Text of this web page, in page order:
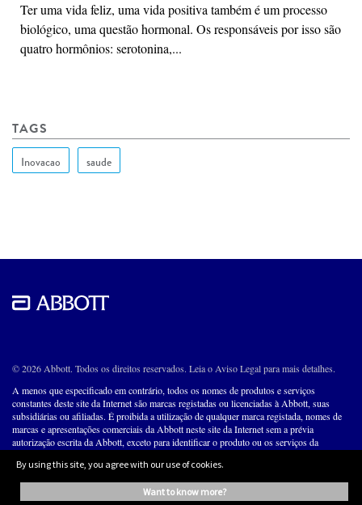
Ter uma vida feliz, uma vida positiva também é um processo
biológico, uma questão hormonal. Os responsáveis por isso são
quatro hormônios: serotonina,...
TAGS
Inovacao saude
© 2026 Abbott. Todos os direitos reservados. Leia o Aviso Legal para mais detalhes.
A menos que especificado em contrário, todos os nomes de produtos e serviços
constantes deste site da Internet são marcas registadas ou licenciadas à Abbott, suas
subsidiárias ou afiliadas. É proibida a utilização de qualquer marca registada, nomes de
marcas e apresentações comerciais da Abbott neste site da Internet sem a prévia
autorização escrita da Abbott, exceto para identificar o produto ou os serviços da
ABBOTT LABORATÓRIOS DO BRASIL LTDA
By using this site, you agree with our use of cookies.
want to know more?